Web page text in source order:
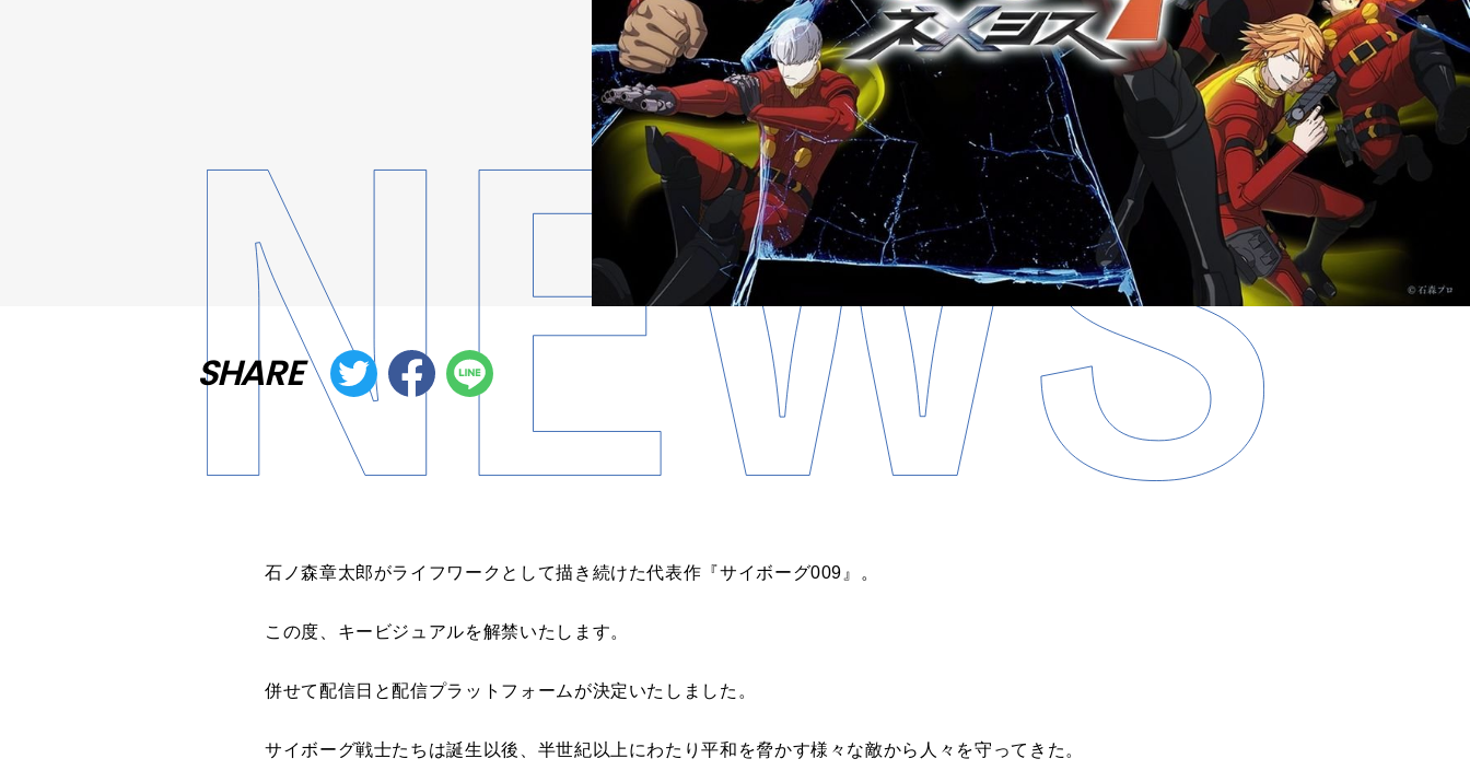
SHARE
石ノ森章太郎がライフワークとして描き続けた代表作『サイボーグ009』。
この度、キービジュアルを解禁いたします。
併せて配信日と配信プラットフォームが決定いたしました。
サイボーグ戦士たちは誕生以後、半世紀以上にわたり平和を脅かす様々な敵から人々を守ってきた。